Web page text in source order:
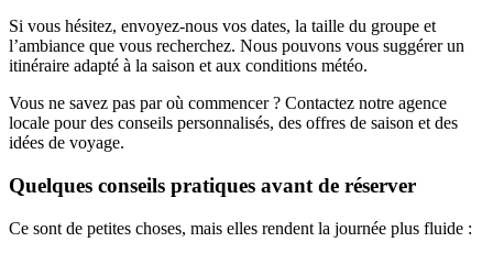
Si vous hésitez, envoyez-nous vos dates, la taille du groupe et
l’ambiance que vous recherchez. Nous pouvons vous suggérer un
itinéraire adapté à la saison et aux conditions météo.
Vous ne savez pas par où commencer ? Contactez notre agence
locale pour des conseils personnalisés, des offres de saison et des
idées de voyage.
Quelques conseils pratiques avant de réserver
Ce sont de petites choses, mais elles rendent la journée plus fluide :